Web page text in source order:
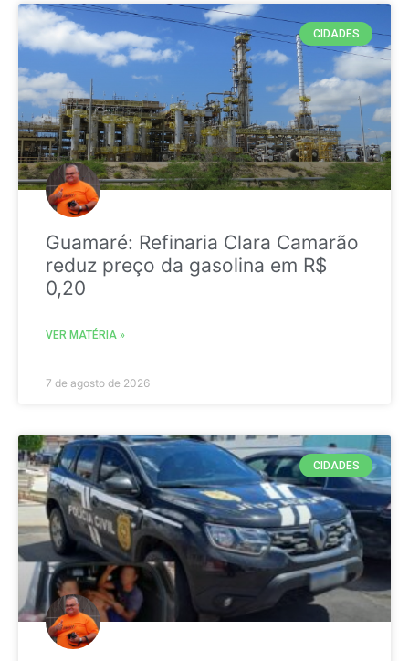
CIDADES
Guamaré: Refinaria Clara Camarão
reduz preço da gasolina em R$
0,20
VER MATÉRIA »
7 de agosto de 2026
CIDADES